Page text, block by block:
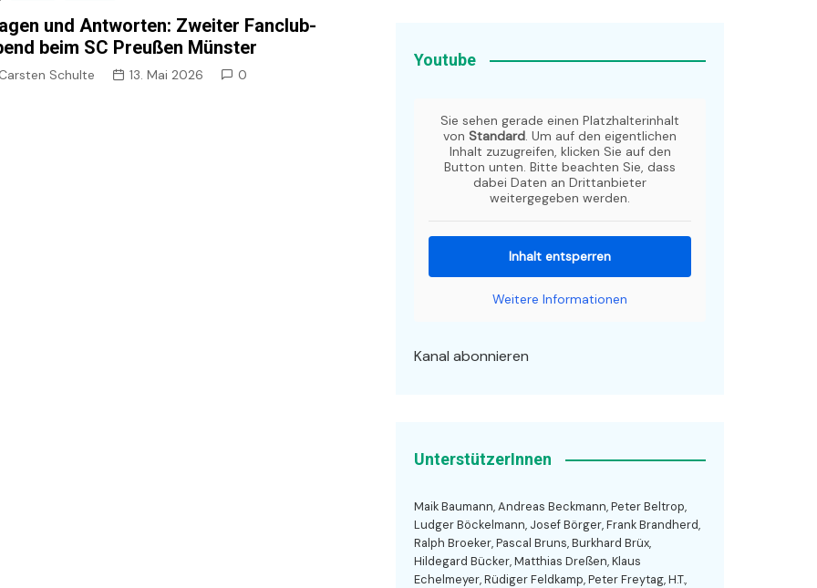
und Antworten: Zweiter Fanclub-
beim SC Preußen Münster
Carsten Schulte 13. Mai 2026 0
Youtube
Sie sehen gerade einen Platzhalterinhalt
von Standard. Um auf den eigentlichen
Inhalt zuzugreifen, klicken Sie auf den
Button unten. Bitte beachten Sie, dass
dabei Daten an Drittanbieter
weitergegeben werden.
Inhalt entsperren
Weitere Informationen
Kanal abonnieren
UnterstützerInnen
Maik Baumann, Andreas Beckmann, Peter Beltrop,
Ludger Böckelmann, Josef Börger, Frank Brandherd,
Ralph Broeker, Pascal Bruns, Burkhard Brüx,
Hildegard Bücker, Matthias Dreßen, Klaus
Echelmeyer, Rüdiger Feldkamp, Peter Freytag, H.T.,